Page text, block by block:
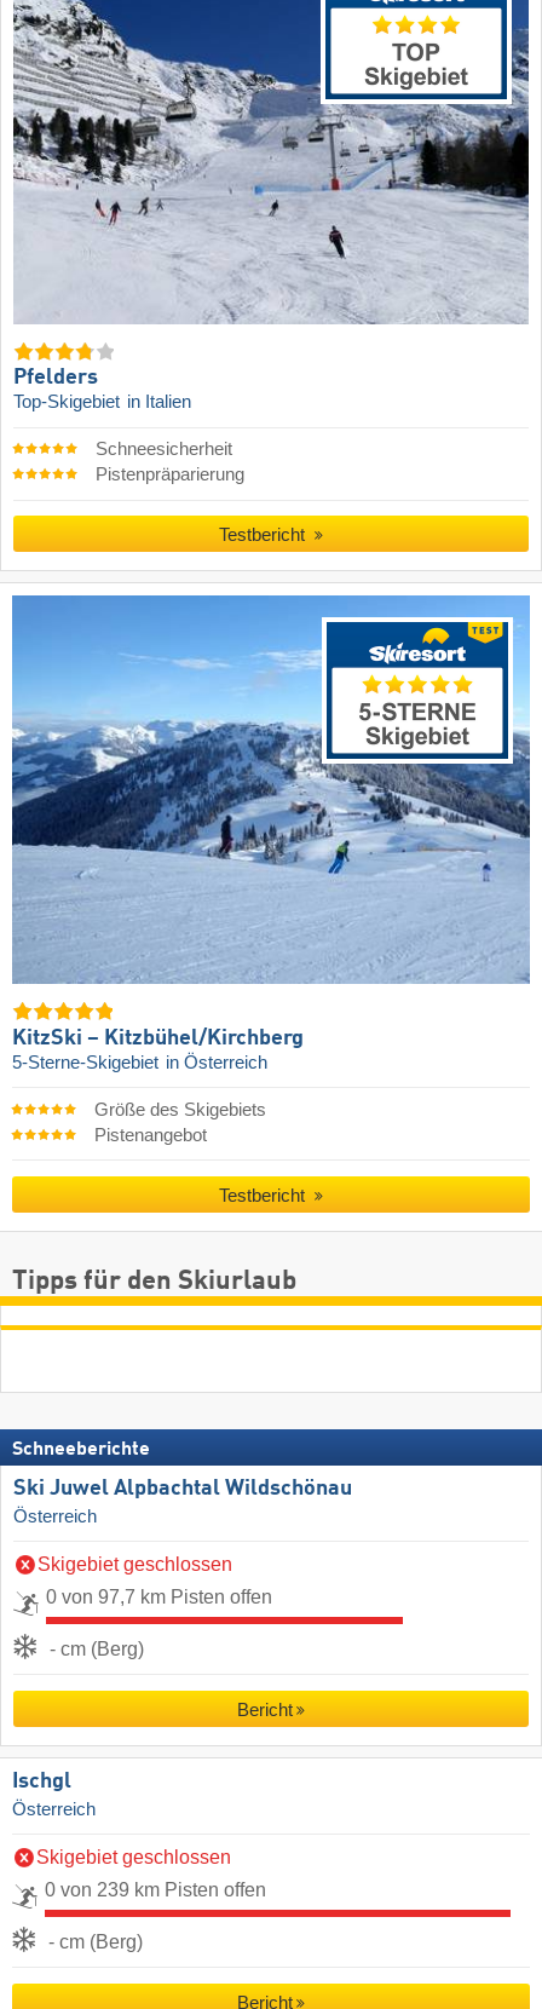
Pfelders
Top-Skigebiet in Italien
Schneesicherheit
Pistenpräparierung
Testbericht
KitzSki – Kitzbühel/​Kirchberg
5-Sterne-Skigebiet in Österreich
Größe des Skigebiets
Pistenangebot
Testbericht
Tipps für den Skiurlaub
Schneeberichte
Ski Juwel Alpbachtal Wildschönau
Österreich
Skigebiet geschlossen
0 von 97,7 km Pisten offen
- cm (Berg)
Bericht
Ischgl
Österreich
Skigebiet geschlossen
0 von 239 km Pisten offen
- cm (Berg)
Bericht